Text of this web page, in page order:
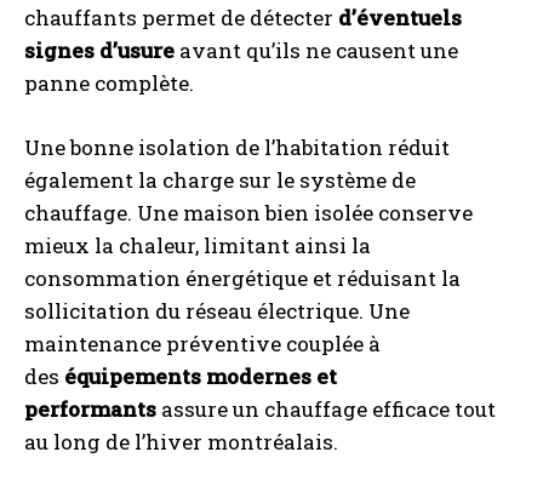
chauffants permet de détecter d’éventuels
signes d’usure avant qu’ils ne causent une
panne complète.
Une bonne isolation de l’habitation réduit
également la charge sur le système de
chauffage. Une maison bien isolée conserve
mieux la chaleur, limitant ainsi la
consommation énergétique et réduisant la
sollicitation du réseau électrique. Une
maintenance préventive couplée à
des équipements modernes et
performants assure un chauffage efficace tout
au long de l’hiver montréalais.